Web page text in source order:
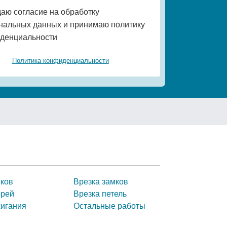
согласие на обработку
данных и принимаю политику
Политика конфиденциальности
Врезка замков
Врезка петель
Остальные работы